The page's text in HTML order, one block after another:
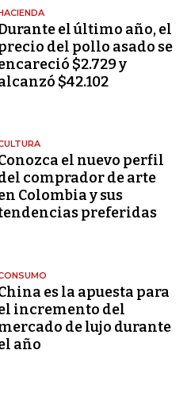
el último año, el
del pollo asado se
$2.729 y
$42.102
el nuevo perfil
comprador de arte
Colombia y sus
preferidas
es la apuesta para
incremento del
de lujo durante
año